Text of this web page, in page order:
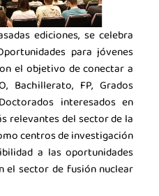
ediciones, se celebra
para jóvenes
el objetivo de conectar a
Bachillerato, FP, Grados
interesados en
relevantes del sector de la
centros de investigación
a las oportunidades
el sector de fusión nuclear